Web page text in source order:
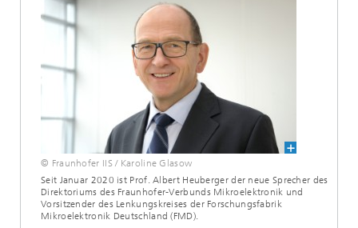
© Fraunhofer IIS / Karoline Glasow
Seit Januar 2020 ist Prof. Albert Heuberger der neue Sprecher des
Direktoriums des Fraunhofer-Verbunds Mikroelektronik und
Vorsitzender des Lenkungskreises der Forschungsfabrik
Mikroelektronik Deutschland (FMD).